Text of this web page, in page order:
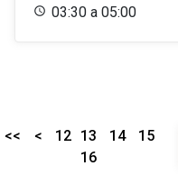
03:30 a 05:00
<< < 12 13 14
15
16